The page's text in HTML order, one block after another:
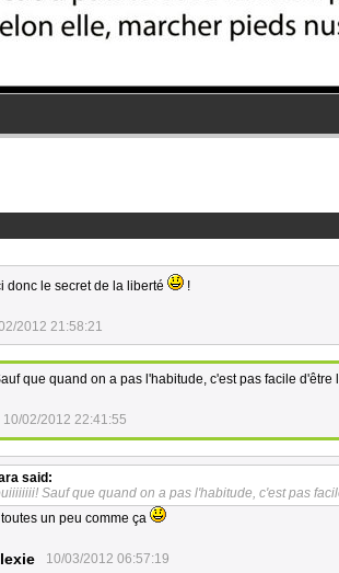
donc le secret de la liberté !
2012 21:58:21
que quand on a pas l'habitude, c'est pas facile
10/02/2012 22:41:55
said:
Sauf que quand on a pas l'habitude, c'est pas
un peu comme ça
10/03/2012 06:57:19